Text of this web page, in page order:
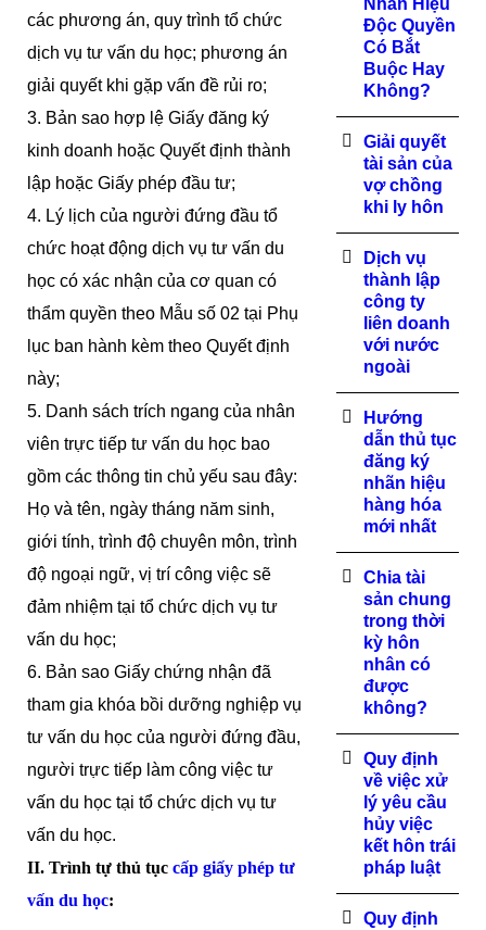
các phương án, quy trình tổ chức
dịch vụ tư vấn du học; phương án
giải quyết khi gặp vấn đề rủi ro;
3. Bản sao hợp lệ Giấy đăng ký
kinh doanh hoặc Quyết định thành
lập hoặc Giấy phép đầu tư;
4. Lý lịch của người đứng đầu tổ
chức hoạt động dịch vụ tư vấn du
học có xác nhận của cơ quan có
thẩm quyền theo Mẫu số 02 tại Phụ
lục ban hành kèm theo Quyết định
này;
5. Danh sách trích ngang của nhân
viên trực tiếp tư vấn du học bao
gồm các thông tin chủ yếu sau đây:
Họ và tên, ngày tháng năm sinh,
giới tính, trình độ chuyên môn, trình
độ ngoại ngữ, vị trí công việc sẽ
đảm nhiệm tại tổ chức dịch vụ tư
vấn du học;
6. Bản sao Giấy chứng nhận đã
tham gia khóa bồi dưỡng nghiệp vụ
tư vấn du học của người đứng đầu,
người trực tiếp làm công việc tư
vấn du học tại tổ chức dịch vụ tư
vấn du học.
II. Trình tự thủ tục cấp giấy phép tư
vấn du học:
Nhãn Hiệu
Độc Quyền
Có Bắt
Buộc Hay
Không?
Giải quyết
tài sản của
vợ chồng
khi ly hôn
Dịch vụ
thành lập
công ty
liên doanh
với nước
ngoài
Hướng
dẫn thủ tục
đăng ký
nhãn hiệu
hàng hóa
mới nhất
Chia tài
sản chung
trong thời
kỳ hôn
nhân có
được
không?
Quy định
về việc xử
lý yêu cầu
hủy việc
kết hôn trái
pháp luật
Quy định